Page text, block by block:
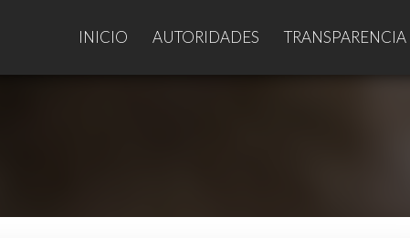
INICIO AUTORIDADES TRANSPARENCIA